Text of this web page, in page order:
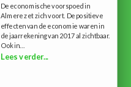
De economische voorspoed in
Almere zet zich voort. De positieve
effecten van de economie waren in
de jaarrekening van 2017 al zichtbaar.
Ook in...
Lees verder...